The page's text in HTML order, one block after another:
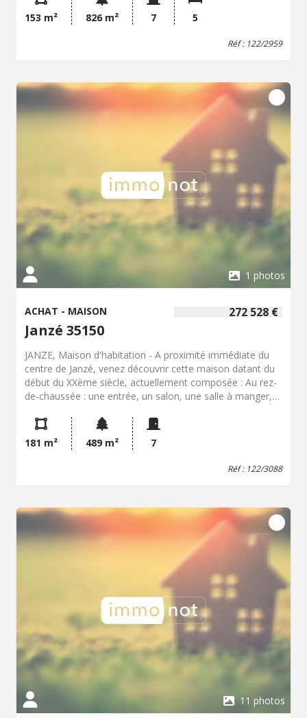
équipée ouverte, deux chambres dont une avec placards,
une salle de bains, wc. Au 2ème étage : trois chambres
avec greniers, une salle d'eau, wc. Terrain au Sud. Cour au
un usage standard : 2160 à 2980 € (base 2021) - Prix Hon.
Négo Inclus : 290 320 € dont 3,69% Hon. Négo TTC
charge acq. Prix Hors Hon. Négo :280 000 € - Réf :
122/2959 - Les informations sur les risques auxquels ce
bien est exposé sont disponibles sur le site Géorisques:
153 m² 826 m² 7 5
Réf : 122/2959
1 photos
272 528 €
ACHAT - MAISON
Janzé 35150
JANZE, Maison d'habitation - A proximité immédiate du
centre de Janzé, venez découvrir cette maison datant du
début du XXème siècle, actuellement composée : Au rez-
de-chaussée : une entrée, un salon, une salle à manger,
demi-niveau : un wc, une chambre, un grenier. Au premier
étage : trois chambres, une salle de bains, Au dernier
étage : une chambre avec placard, grenier. Garage
attenant avec grenier au-dessus. Terrain à l'avant
Classe climat : F - Logement à consommation
énergétique excessive : classe F => au 1/01/2028 si vente
ou location : Obligation niveau de performance compris
entre A et E - Montant estimé des dépenses annuelles
d'énergie pour un usage standard : 7500 à 10148 € (base
2021-2022-2023) - Prix Hon. Négo Inclus : 272 528 € dont
3,77% Hon. Négo TTC charge acq. Prix Hors Hon. Négo
:262 625 € - Réf : 122/3088 - Les informations sur les
risques auxquels ce bien est exposé sont disponibles sur
le site Géorisques: www.georisques.gouv.fr
181 m² 489 m² 7
Réf : 122/3088
11 photos